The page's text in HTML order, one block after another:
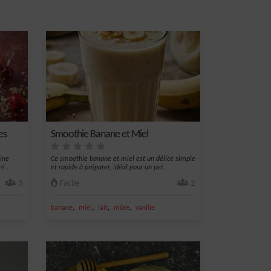
3
Smoothie Banane et Miel
Ce smoothie banane et miel est un délice simple
et rapide à préparer, idéal pour un pet...
Facile 2
banane, miel , lait, mûre, vanille